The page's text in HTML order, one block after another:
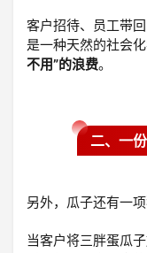
客户招待、员工带
是一种天然的社会
不用”的浪费。
二、一
另外，瓜子还有一项
当客户将三胖蛋瓜